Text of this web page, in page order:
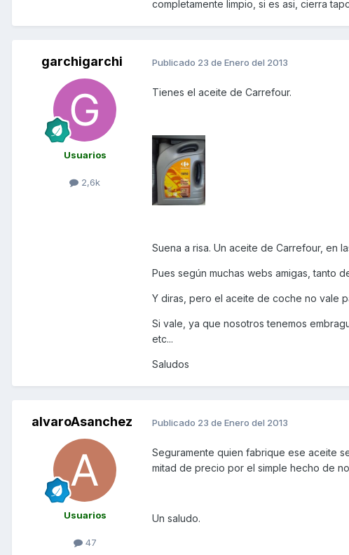
completamente limpio, si es asi, cierra
garchigarchi
Usuarios
2,6k
Publicado 23 de Enero del 2013
Tienes el aceite de Carrefour.
Suena a risa. Un aceite de Carrefour, en
Pues según muchas webs amigas, tanto
Y diras, pero el aceite de coche no vale
Si vale, ya que nosotros tenemos
etc...
Saludos
alvaroAsanchez
Usuarios
47
Publicado 23 de Enero del 2013
Seguramente quien fabrique ese aceite
mitad de precio por el simple hecho de
Un saludo.